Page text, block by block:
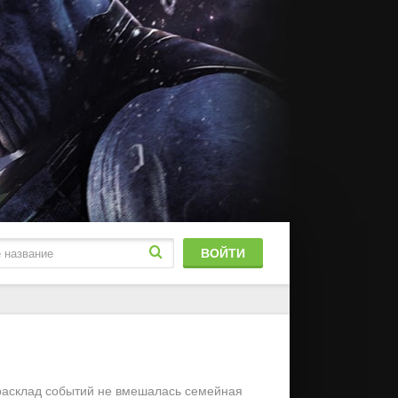
ВОЙТИ
событий не вмешалась семейная